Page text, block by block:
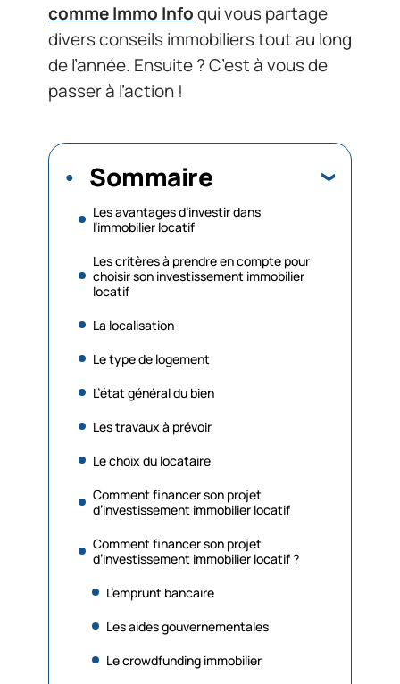
comme Immo Infoqui vous partage
divers conseils immobiliers tout au long
de l’année. Ensuite ? C’est à vous de
passer à l’action !
Sommaire
Les avantages d’investir dans
l’immobilier locatif
Les critères à prendre en compte pour
choisir son investissement immobilier
locatif
La localisation
Le type de logement
L’état général du bien
Les travaux à prévoir
Le choix du locataire
Comment financer son projet
d’investissement immobilier locatif
Comment financer son projet
d’investissement immobilier locatif ?
L’emprunt bancaire
Les aides gouvernementales
Le crowdfunding immobilier